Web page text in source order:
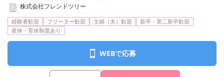
株式会社フレンドツリー
経験者歓迎 フリーター歓迎 主婦（夫）歓迎
新卒・第二新卒歓迎
産休・育休制度あり
WEBで応募